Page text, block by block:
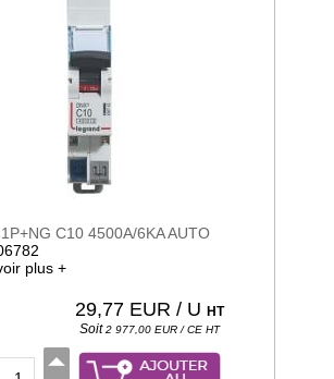
C10 4500A/6KA AUTO
plus +
29,77 EUR / U HT
Soit2 977,00 EUR / CE HT